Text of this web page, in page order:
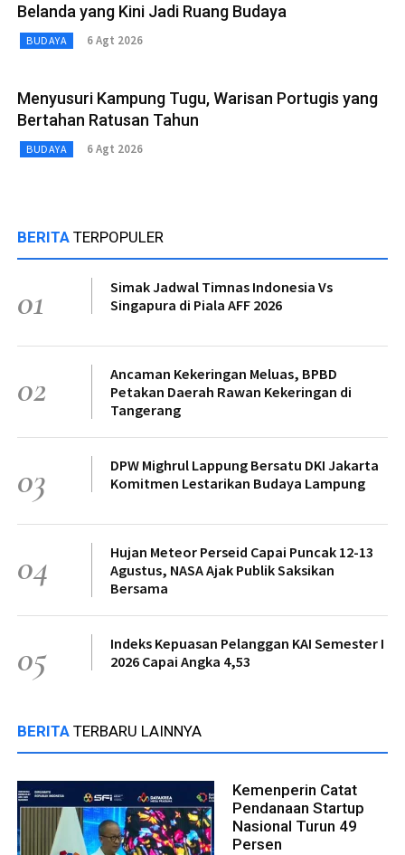
Belanda yang Kini Jadi Ruang Budaya
BUDAYA 6 Agt 2026
Menyusuri Kampung Tugu, Warisan Portugis yang
Bertahan Ratusan Tahun
BUDAYA 6 Agt 2026
BERITA TERPOPULER
01
Simak Jadwal Timnas Indonesia Vs
Singapura di Piala AFF 2026
02
Ancaman Kekeringan Meluas, BPBD
Petakan Daerah Rawan Kekeringan di
Tangerang
03
DPW Mighrul Lappung Bersatu DKI Jakarta
Komitmen Lestarikan Budaya Lampung
04
Hujan Meteor Perseid Capai Puncak 12-13
Agustus, NASA Ajak Publik Saksikan
Bersama
05
Indeks Kepuasan Pelanggan KAI Semester I
2026 Capai Angka 4,53
BERITA TERBARU LAINNYA
Kemenperin Catat
Pendanaan Startup
Nasional Turun 49
Persen